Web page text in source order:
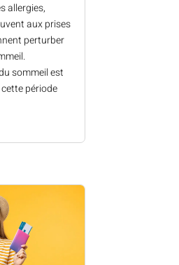
allergies,
aux prises
perturber
sommeil est
période